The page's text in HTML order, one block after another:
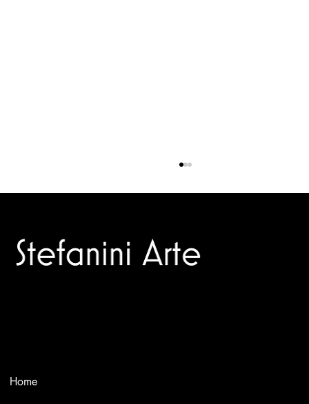
STAMPA IN PIANO
Home